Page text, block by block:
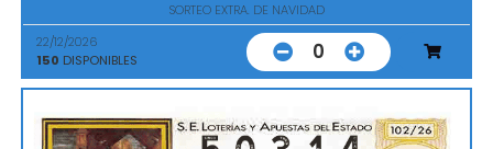
SORTEO EXTRA. DE NAVIDAD
22/12/2026
150 DISPONIBLES 0